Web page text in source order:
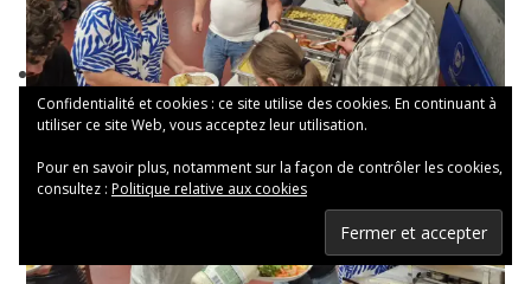
Confidentialité et cookies : ce site utilise des cookies. En continuant à
utiliser ce site Web, vous acceptez leur utilisation.
Pour en savoir plus, notamment sur la façon de contrôler les cookies,
consultez : Politique relative aux cookies